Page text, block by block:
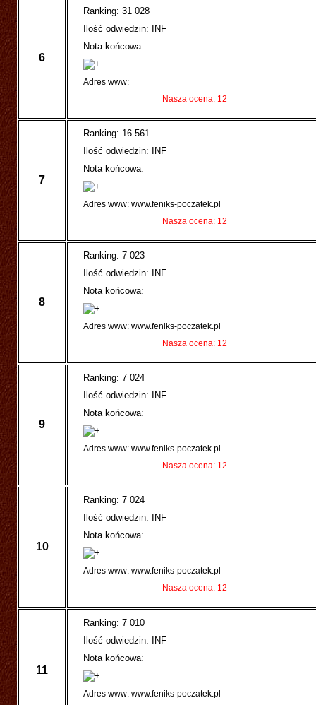
6
Ranking: 31 028
Ilość odwiedzin: INF
Nota końcowa:
Adres www:
Nasza ocena: 12
7
Ranking: 16 561
Ilość odwiedzin: INF
Nota końcowa:
Adres www: www.feniks-poczatek.pl
Nasza ocena: 12
8
Ranking: 7 023
Ilość odwiedzin: INF
Nota końcowa:
Adres www: www.feniks-poczatek.pl
Nasza ocena: 12
9
Ranking: 7 024
Ilość odwiedzin: INF
Nota końcowa:
Adres www: www.feniks-poczatek.pl
Nasza ocena: 12
10
Ranking: 7 024
Ilość odwiedzin: INF
Nota końcowa:
Adres www: www.feniks-poczatek.pl
Nasza ocena: 12
11
Ranking: 7 010
Ilość odwiedzin: INF
Nota końcowa:
Adres www: www.feniks-poczatek.pl